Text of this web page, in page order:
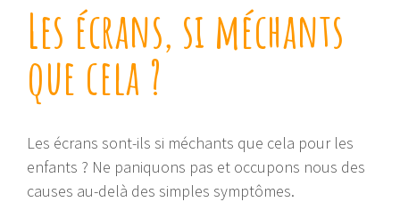
Les écrans, si méchants
que cela ?
Les écrans sont-ils si méchants que cela pour les
enfants ? Ne paniquons pas et occupons nous des
causes au-delà des simples symptômes.